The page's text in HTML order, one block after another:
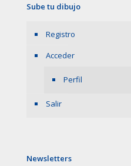
Sube tu dibujo
Registro
Acceder
Perfil
Salir
Newsletters